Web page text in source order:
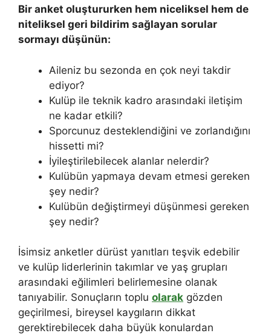
Bir anket oluştururken hem niceliksel hem de
niteliksel geri bildirim sağlayan sorular
sormayı düşünün:
Aileniz bu sezonda en çok neyi takdir
ediyor?
Kulüp ile teknik kadro arasındaki iletişim
ne kadar etkili?
Sporcunuz desteklendiğini ve zorlandığını
hissetti mi?
İyileştirilebilecek alanlar nelerdir?
Kulübün yapmaya devam etmesi gereken
şey nedir?
Kulübün değiştirmeyi düşünmesi gereken
şey nedir?
İsimsiz anketler dürüst yanıtları teşvik edebilir
ve kulüp liderlerinin takımlar ve yaş grupları
arasındaki eğilimleri belirlemesine olanak
tanıyabilir. Sonuçların toplu olarak gözden
geçirilmesi, bireysel kaygıların dikkat
gerektirebilecek daha büyük konulardan